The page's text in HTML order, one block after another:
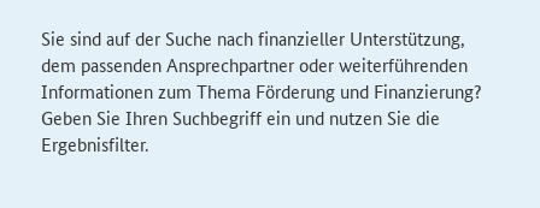
Sie sind auf der Suche nach finanzieller Unterstützung,
dem passenden Ansprechpartner oder weiterführenden
Informationen zum Thema Förderung und Finanzierung?
Geben Sie Ihren Suchbegriff ein und nutzen Sie die
Ergebnisfilter.